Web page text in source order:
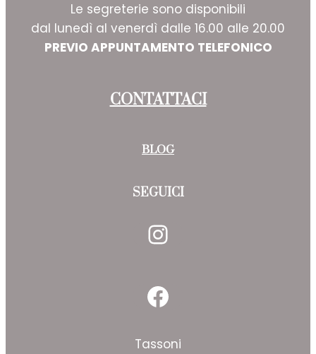
Le segreterie sono disponibili
dal lunedì al venerdì dalle 16.00 alle 20.00
PREVIO APPUNTAMENTO TELEFONICO
CONTATTACI
BLOG
SEGUICI
Instagram
Facebook
Tassoni